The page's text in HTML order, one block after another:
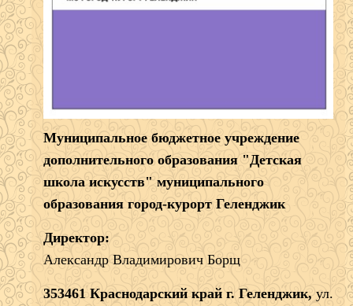
Муниципальное бюджетное учреждение
дополнительного образования "Детская
школа искусств" муниципального
образования город-курорт Геленджик
Директор:
Александр Владимирович Борщ
353461 Краснодарский край г. Геленджик, ул.